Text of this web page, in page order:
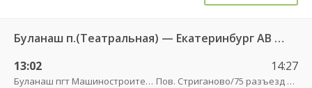
Буланаш п.(Театральная) — Екатеринбург АВ Северный 523
13:02
Буланаш пгт Машиностроителей
14:27
Пов. Стриганово/75 разъезд трасса